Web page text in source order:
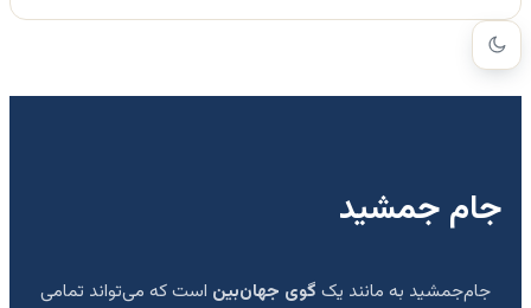
جام جمشید
جام‌جمشید به مانند یک گوی جهان‌بین است که می‌تواند تمامی